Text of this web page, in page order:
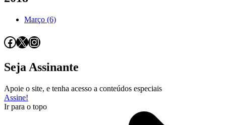
Março (6)
Facebook
X Instagram
Seja Assinante
Apoie o site, e tenha acesso a conteúdos especiais
Assine!
Ir para o topo